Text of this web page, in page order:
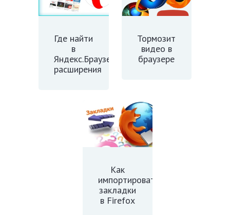
Где найти
в
Яндекс.Браузере
расширения
Тормозит
видео в
браузере
Как
импортировать
закладки
в Firefox